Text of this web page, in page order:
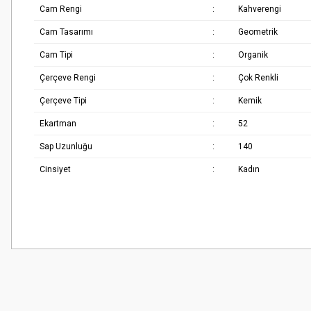
Cam Rengi : Kahverengi
Cam Tasarımı : Geometrik
Cam Tipi : Organik
Çerçeve Rengi : Çok Renkli
Çerçeve Tipi : Kemik
Ekartman : 52
Sap Uzunluğu : 140
Cinsiyet : Kadın
Görüş ve önerileriniz için teşekkür ederiz.